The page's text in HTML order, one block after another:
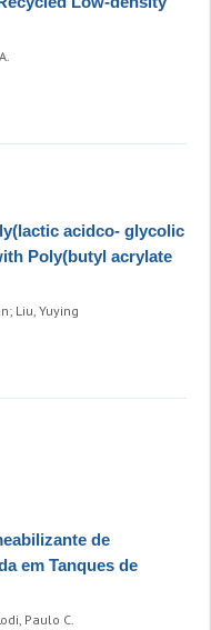
acidco- glycolic
Poly(butyl acrylate
Liu, Yuying
de
em Tanques de
Paulo C.